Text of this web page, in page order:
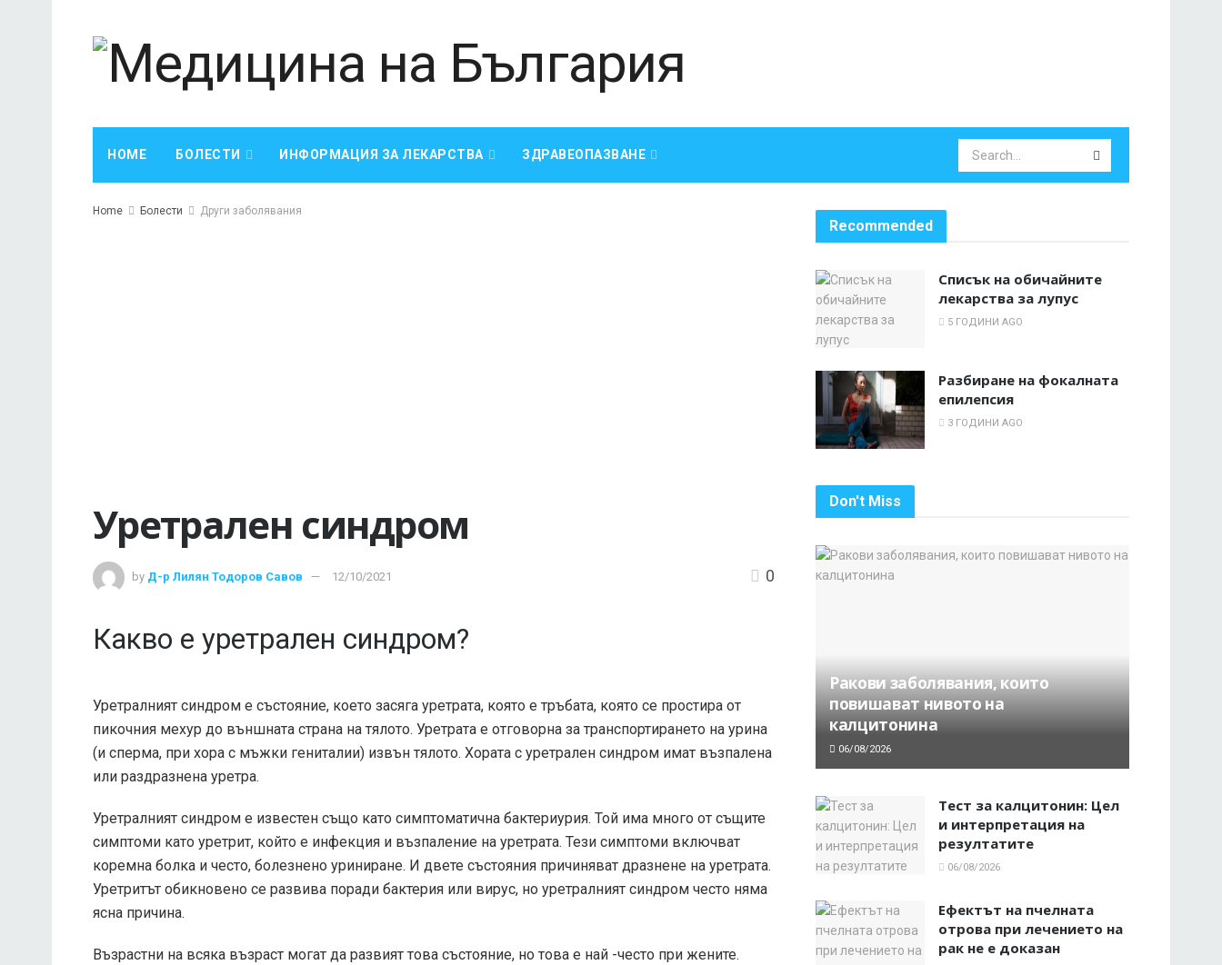
HOME БОЛЕСТИ ИНФОРМАЦИЯ ЗА ЛЕКАРСТВА ЗДРАВЕОПАЗВАНЕ
Home Болести Други заболявания
Уретрален синдром
by Д-р Лилян Тодоров Савов 12/10/2021 0
Какво е уретрален синдром?
Уретралният синдром е състояние, което засяга уретрата, която е тръбата, която се простира от
пикочния мехур до външната страна на тялото. Уретрата е отговорна за транспортирането на урина
(и сперма, при хора с мъжки гениталии) извън тялото. Хората с уретрален синдром имат възпалена
или раздразнена уретра.
Уретралният синдром е известен също като симптоматична бактериурия. Той има много от същите
симптоми като уретрит, който е инфекция и възпаление на уретрата. Тези симптоми включват
коремна болка и често, болезнено уриниране. И двете състояния причиняват дразнене на уретрата.
Уретритът обикновено се развива поради бактерия или вирус, но уретралният синдром често няма
ясна причина.
Възрастни на всяка възраст могат да развият това състояние, но това е най -често при жените.
Recommended
Списък на обичайните
лекарства за лупус
5 ГОДИНИ AGO
Разбиране на фокалната
епилепсия
3 ГОДИНИ AGO
Don't Miss
Ракови заболявания, които
повишават нивото на
калцитонина
06/08/2026
Тест за калцитонин: Цел
и интерпретация на
резултатите
06/08/2026
Ефектът на пчелната
отрова при лечението на
рак не е доказан